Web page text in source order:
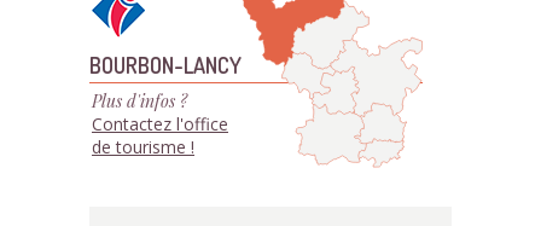
BOURBON-LANCY
Plus d'infos ?
Contactez l'office
de tourisme !